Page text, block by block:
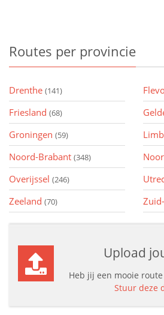
Routes per provincie
Drenthe (141)
Friesland (68)
Groningen (59)
Noord-Brabant (348)
Overijssel (246)
Zeeland (70)
Upload
Heb jij een mooie
Stuur deze